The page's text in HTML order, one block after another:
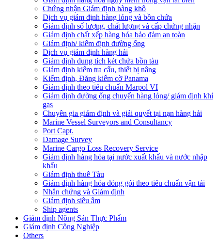
Chứng nhận Giám định hàng khô
Dịch vụ giám định hàng lỏng và bồn chứa
Giám định số lượng, chất lượng và cấp chứng nhận
Giám định chất xếp hàng hóa bảo đảm an toàn
Giám định/ kiểm định đường ống
Dịch vụ giám định hàng hải
Giám định dung tích két chứa bồn tàu
Giám định kiểm tra cẩu, thiết bị nâng
Kiểm định, Đăng kiểm cờ Panama
Giám định theo tiêu chuẩn Marpol VI
Giám định đường ống chuyển hàng lỏng/ giám định khí
gas
Chuyên gia giám định và giải quyết tại nạn hàng hải
Marine Vessel Surveyors and Consultancy
Port Capt.
Damage Survey
Marine Cargo Loss Recovery Service
Giám định hàng hóa tại nước xuất khẩu và nước nhập
khẩu
Giám định thuê Tàu
Giám định hàng hóa đóng gói theo tiêu chuẩn vận tải
Nhân chứng và Giám định
Giám định siêu âm
Ship agents
Giám định Nông Sản Thực Phẩm
Giám định Công Nghiệp
Others